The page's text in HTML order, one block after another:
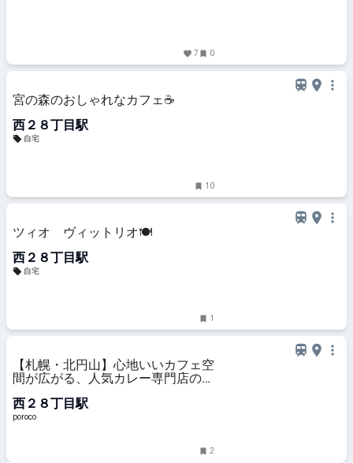
7 0
宮の森のおしゃれなカフェ☕️
西２８丁目駅
自宅
10
ツィオ ヴィットリオ🍽️
西２８丁目駅
自宅
1
【札幌・北円山】心地いいカフェ空
間が広がる、人気カレー専門店の2
授。」｜poroco ポロコ｜札幌がも
っと好きになる。おいしく、楽し
西２８丁目駅
poroco
2